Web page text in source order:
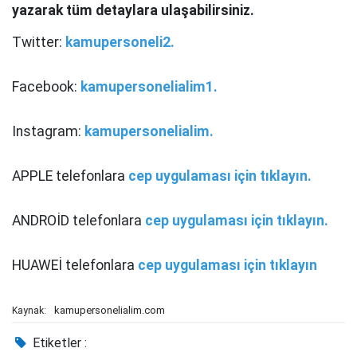
yazarak tüm detaylara ulaşabilirsiniz.
Twitter: kamupersoneli2.
Facebook: kamupersonelialim1.
Instagram: kamupersonelialim.
APPLE telefonlara cep uygulaması için tıklayın.
ANDROİD telefonlara cep uygulaması için tıklayın.
HUAWEİ telefonlara cep uygulaması için tıklayın
Kaynak: kamupersonelialim.com
Etiketler :